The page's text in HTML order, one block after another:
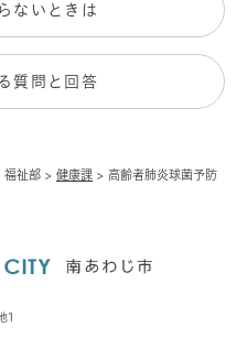
福祉部 > 健康課 > 高齢者肺炎球菌予防
ないときは
質問と回答
1